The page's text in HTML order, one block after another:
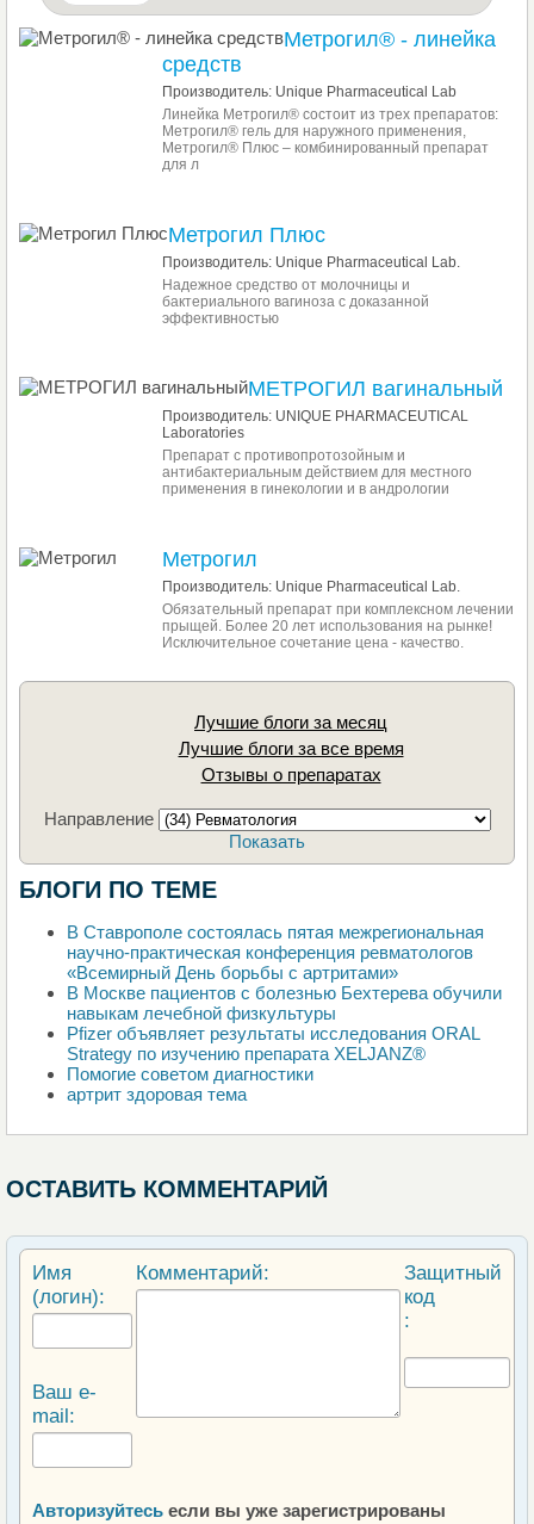
Метрогил® - линейка
средств
Производитель: Unique Pharmaceutical Lab
Линейка Метрогил® состоит из трех препаратов:
Метрогил® гель для наружного применения,
Метрогил® Плюс – комбинированный препарат
для л
Метрогил Плюс
Производитель: Unique Pharmaceutical Lab.
Надежное средство от молочницы и
бактериального вагиноза с доказанной
эффективностью
МЕТРОГИЛ вагинальный
Производитель: UNIQUE PHARMACEUTICAL
Laboratories
Препарат с противопротозойным и
антибактериальным действием для местного
применения в гинекологии и в андрологии
Метрогил
Производитель: Unique Pharmaceutical Lab.
Обязательный препарат при комплексном лечении
прыщей. Более 20 лет использования на рынке!
Исключительное сочетание цена - качество.
Лучшие блоги за месяц
Лучшие блоги за все время
Отзывы о препаратах
Направление
Показать
БЛОГИ ПО ТЕМЕ
В Ставрополе состоялась пятая межрегиональная
научно-практическая конференция ревматологов
«Всемирный День борьбы с артритами»
В Москве пациентов с болезнью Бехтерева обучили
навыкам лечебной физкультуры
Pfizer объявляет результаты исследования ORAL
Strategy по изучению препарата XELJANZ®
Помогие советом диагностики
артрит здоровая тема
ОСТАВИТЬ КОММЕНТАРИЙ
Имя
(логин):
Ваш e-
mail:
Комментарий:
Защитный
код
:
Авторизуйтесь если вы уже зарегистрированы